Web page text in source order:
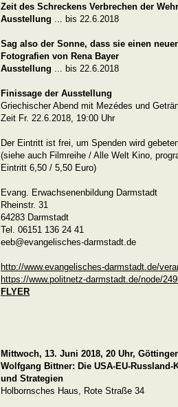
Zeit des Schreckens Verbrechen der
Ausstellung ... bis 22.6.2018
Sag also der Sonne, dass sie einen
Fotografien von Rena Bayer
Ausstellung ... bis 22.6.2018
Finissage der Ausstellung
Griechischer Abend mit Mezédes und
Zeit Fr. 22.6.2018, 19:00 Uhr
Der Eintritt ist frei, um Spenden wird
(siehe auch Filmreihe / Alle Welt Kino,
Eintritt 6,50 / 5,50 Euro)
Evang. Erwachsenenbildung Darmstadt
Rheinstr. 31
64283 Darmstadt
Tel. 06151 136 24 41
eeb@evangelisches-darmstadt.de
http://www.evangelisches-darmstadt.de/
https://www.politnetz-darmstadt.de/node/
FLYER
Mittwoch, 13. Juni 2018, 20 Uhr,
Wolfgang Bittner: Die USA-EU-Russland-
und Strategien
Holbornsches Haus, Rote Straße 34